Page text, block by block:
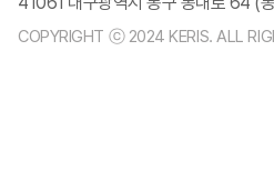
COPYRIGHT ⓒ 2024 KERIS. ALL